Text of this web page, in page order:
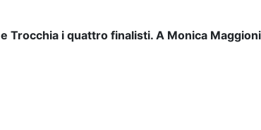
Trocchia i quattro finalisti. A Monica